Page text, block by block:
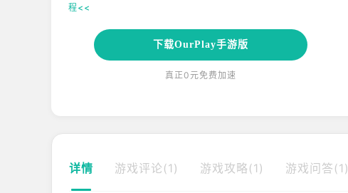
程<<
下载OurPlay手游版
真正0元免费加速
详情 游戏评论(1) 游戏攻略(1) 游戏问答(1)